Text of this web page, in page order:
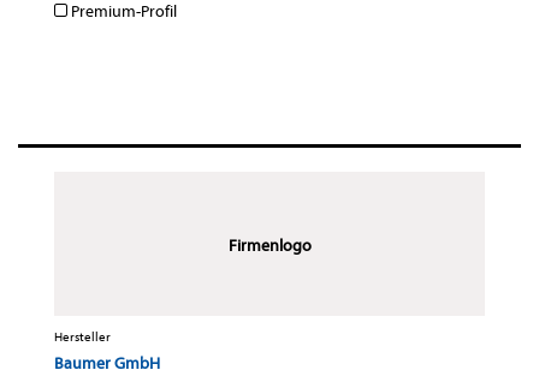
Premium-Profil
Firmenlogo
Hersteller
Baumer GmbH